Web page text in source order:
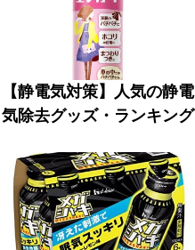
【静電気対策】人気の静電
気除去グッズ・ランキング